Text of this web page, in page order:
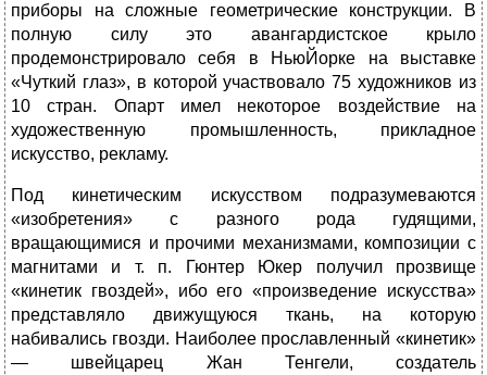
приборы на сложные геометрические конструкции. В
полную силу это авангардистское крыло
продемонстрировало себя в НьюЙорке на выставке
«Чуткий глаз», в которой участвовало 75 художников из
10 стран. Опарт имел некоторое воздействие на
художественную промышленность, прикладное
искусство, рекламу.
Под кинетическим искусством подразумеваются
«изобретения» с разного рода гудящими,
вращающимися и прочими механизмами, композиции с
магнитами и т. п. Гюнтер Юкер получил прозвище
«кинетик гвоздей», ибо его «произведение искусства»
представ­ляло движущуюся ткань, на которую
набивались гвозди. Наиболее прославленный «кинетик»
— швейцарец Жан Тенгели, создатель